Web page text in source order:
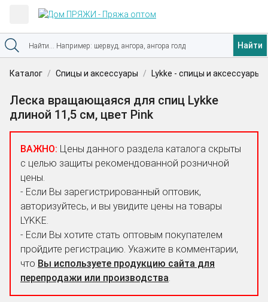
Найти
Каталог Спицы и аксессуары Lykke - спицы и аксессуары
Леска вращающаяся для спиц Lykke
длиной 11,5 см, цвет Pink
ВАЖНО: Цены данного раздела каталога скрыты
с целью защиты рекомендованной розничной
цены.
- Если Вы зарегистрированный оптовик,
авторизуйтесь, и вы увидите цены на товары
LYKKE.
- Если Вы хотите стать оптовым покупателем
пройдите регистрацию. Укажите в комментарии,
что Вы используете продукцию сайта для
перепродажи или производства.